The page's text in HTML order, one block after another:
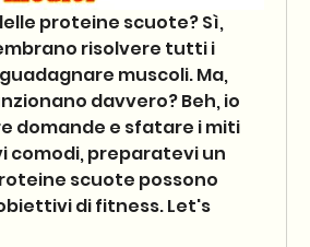
proteine scuote? Sì,
risolvere tutti i
muscoli. Ma,
davvero? Beh, io
domande e sfatare i miti
comodi, preparatevi un
scuote possono
di fitness. Let's